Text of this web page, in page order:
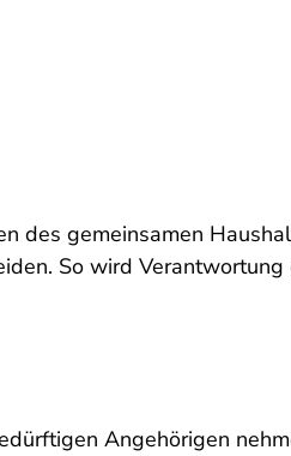
des gemeinsamen
So wird
Angehörigen